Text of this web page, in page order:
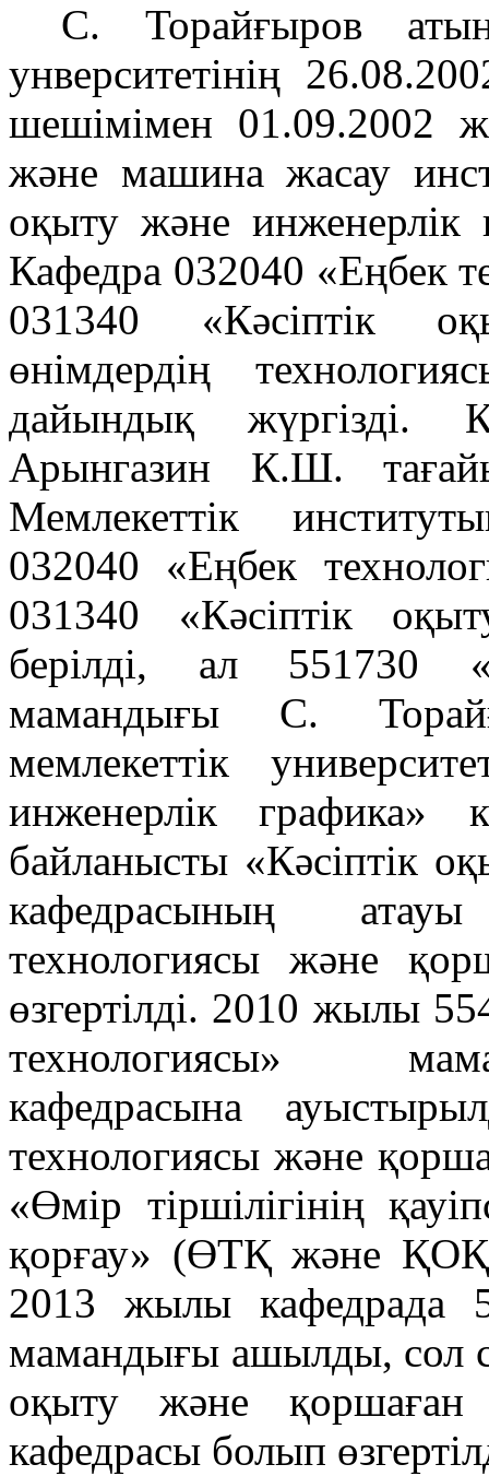
С. Торайғыров
унверситетінің
шешімімен 01.09.2002
және машина жасау
оқыту және инженерлік
Кафедра 032040 «Еңбек
031340 «Кәсіптік
өнімдердің
дайындық жүргізді.
Арынгазин К.Ш.
Мемлекеттік
032040 «Еңбек
031340 «Кәсіптік
берілді, ал 551730
мамандығы С.
мемлекеттік
инженерлік графика»
байланысты «Кәсіптік
кафедрасының
технологиясы және
өзгертілді. 2010 жылы
технологиясы»
кафедрасына
технологиясы және
«Өмір тіршілігінің
қорғау» (ӨТҚ және ҚОҚ)
2013 жылы кафедрада
мамандығы ашылды, сол
оқыту және
кафедрасы болып